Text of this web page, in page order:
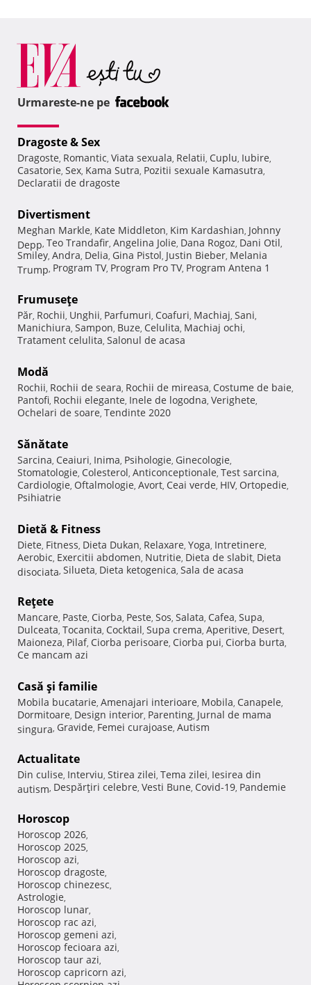
Urmareste-ne pe
Dragoste & Sex
Dragoste, Romantic, Viata sexuala, Relatii, Cuplu, Iubire,
Casatorie, Sex, Kama Sutra, Pozitii sexuale Kamasutra,
Declaratii de dragoste
Divertisment
Meghan Markle, Kate Middleton, Kim Kardashian, Johnny
Depp, Teo Trandafir, Angelina Jolie, Dana Rogoz, Dani Otil,
Smiley, Andra, Delia, Gina Pistol, Justin Bieber, Melania
Trump, Program TV, Program Pro TV, Program Antena 1
Frumuseţe
Păr, Rochii, Unghii, Parfumuri, Coafuri, Machiaj, Sani,
Manichiura, Sampon, Buze, Celulita, Machiaj ochi,
Tratament celulita, Salonul de acasa
Modă
Rochii, Rochii de seara, Rochii de mireasa, Costume de baie,
Pantofi, Rochii elegante, Inele de logodna, Verighete,
Ochelari de soare, Tendinte 2020
Sănătate
Sarcina, Ceaiuri, Inima, Psihologie, Ginecologie,
Stomatologie, Colesterol, Anticonceptionale, Test sarcina,
Cardiologie, Oftalmologie, Avort, Ceai verde, HIV, Ortopedie,
Psihiatrie
Dietă & Fitness
Diete, Fitness, Dieta Dukan, Relaxare, Yoga, Intretinere,
Aerobic, Exercitii abdomen, Nutritie, Dieta de slabit, Dieta
disociata, Silueta, Dieta ketogenica, Sala de acasa
Reţete
Mancare, Paste, Ciorba, Peste, Sos, Salata, Cafea, Supa,
Dulceata, Tocanita, Cocktail, Supa crema, Aperitive, Desert,
Maioneza, Pilaf, Ciorba perisoare, Ciorba pui, Ciorba burta,
Ce mancam azi
Casă şi familie
Mobila bucatarie, Amenajari interioare, Mobila, Canapele,
Dormitoare, Design interior, Parenting, Jurnal de mama
singura, Gravide, Femei curajoase, Autism
Actualitate
Din culise, Interviu, Stirea zilei, Tema zilei, Iesirea din
autism, Despărţiri celebre, Vesti Bune, Covid-19, Pandemie
Horoscop
Horoscop 2026,
Horoscop 2025,
Horoscop azi,
Horoscop dragoste,
Horoscop chinezesc,
Astrologie,
Horoscop lunar,
Horoscop rac azi,
Horoscop gemeni azi,
Horoscop fecioara azi,
Horoscop taur azi,
Horoscop capricorn azi,